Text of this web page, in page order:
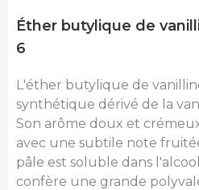
Éther butylique de
6
L'éther butylique de
synthétique dérivé de la
Son arôme doux et
avec une subtile note
pâle est soluble dans
confère une grande